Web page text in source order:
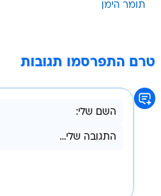
תומר הימן
טרם התפרסמו תגובות